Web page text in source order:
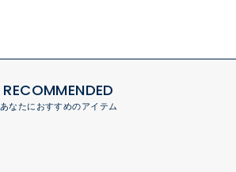
RECOMMENDED
あなたにおすすめのアイテム